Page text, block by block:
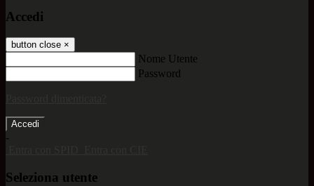
Accedi
button close ×
Nome Utente
Password
-
Seleziona utente